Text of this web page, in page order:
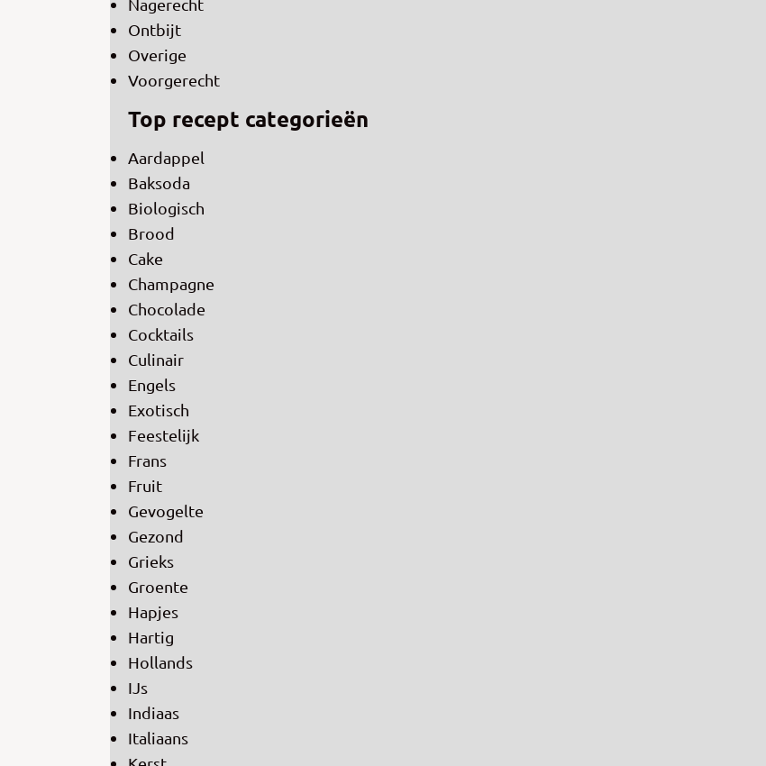
Ontbijt
Overige
Voorgerecht
Top recept categorieën
Aardappel
Baksoda
Biologisch
Brood
Cake
Champagne
Chocolade
Cocktails
Culinair
Engels
Exotisch
Feestelijk
Frans
Fruit
Gevogelte
Gezond
Grieks
Groente
Hapjes
Hartig
Hollands
IJs
Indiaas
Italiaans